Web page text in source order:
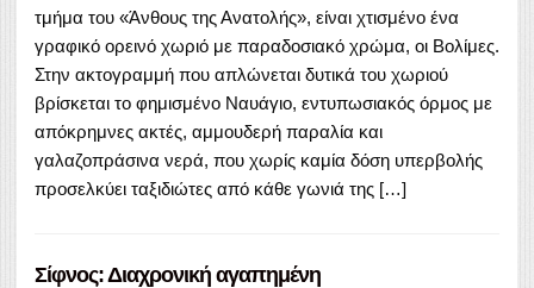
τμήμα του «Άνθους της Ανατολής», είναι χτισμένο ένα
γραφικό ορεινό χωριό με παραδοσιακό χρώμα, οι Βολίμες.
Στην ακτογραμμή που απλώνεται δυτικά του χωριού
βρίσκεται το φημισμένο Ναυάγιο, εντυπωσιακός όρμος με
απόκρημνες ακτές, αμμουδερή παραλία και
γαλαζοπράσινα νερά, που χωρίς καμία δόση υπερβολής
προσελκύει ταξιδιώτες από κάθε γωνιά της […]
Σίφνος: Διαχρονική αγαπημένη